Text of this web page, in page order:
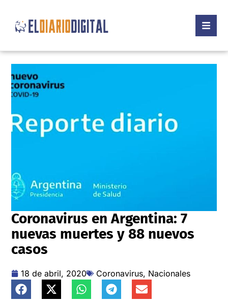
Coronavirus en Argentina: 7
nuevas muertes y 88 nuevos
casos
18 de abril, 2020 Coronavirus, Nacionales